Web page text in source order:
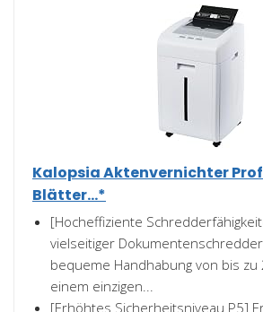
Kalopsia Aktenvernichter
Blätter...*
[Hocheffiziente
vielseitiger
bequeme Handhabung von bis zu
einem einzigen...
[Erhöhtes Sicherheitsniveau P5]